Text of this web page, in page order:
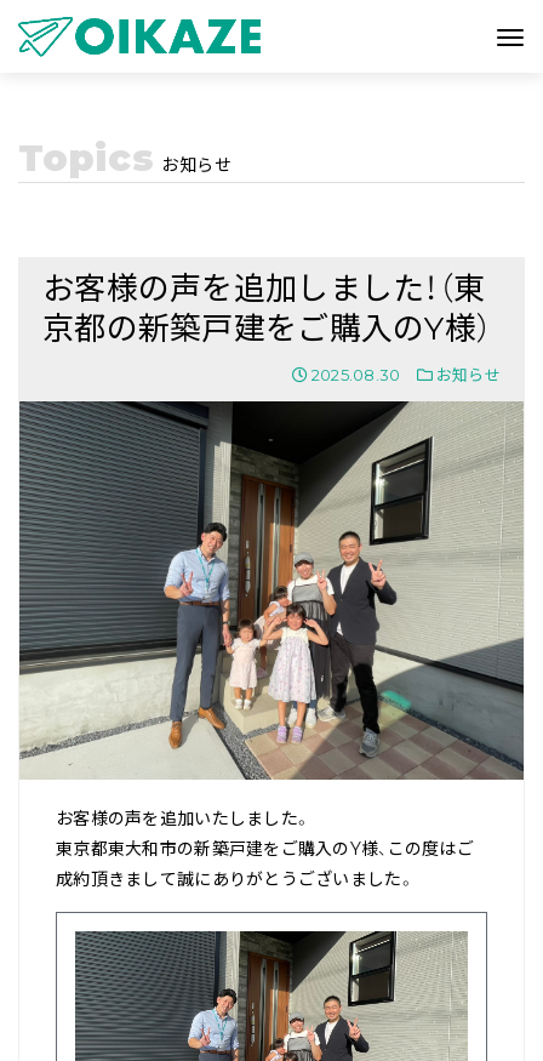
Topics お知らせ
お客様の声を追加しました！（東
京都の新築戸建をご購入のY様）
2025.08.30 お知らせ
お客様の声を追加いたしました。
東京都東大和市の新築戸建をご購入のY様、この度はご
成約頂きまして誠にありがとうございました。